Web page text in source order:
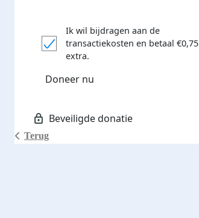
Terug
Ik wil bijdragen aan de
transactiekosten en betaal €0,75
extra.
Doneer nu